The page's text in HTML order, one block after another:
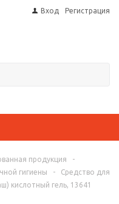
Вход Регистрация
продукция
-
гигиены
-
Средство для
кислотный гель, 13641